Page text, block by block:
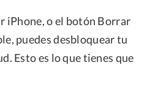
iPhone, o el botón Borrar
puedes desbloquear tu
Esto es lo que tienes que